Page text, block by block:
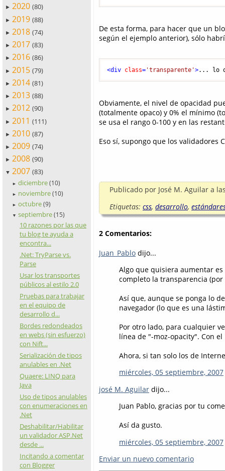
► 2020 (80)
► 2019 (88)
► 2018 (74)
► 2017 (83)
► 2016 (86)
► 2015 (79)
► 2014 (81)
► 2013 (88)
► 2012 (90)
► 2011 (111)
► 2010 (87)
► 2009 (74)
► 2008 (90)
▼ 2007 (83)
► diciembre (10)
► noviembre (10)
► octubre (9)
▼ septiembre (15)
10 razones por las que
tu blog te ayuda a
encontra...
.Net: TryParse vs.
Parse
Usar los transportes
públicos al estilo 2.0
Pruebas para trabajar
en el equipo de
desarrollo d...
Bordes redondeados
en webs (sin esfuerzo)
con Nift...
Serialización de tipos
anulables en .Net
Quaere: LINQ para
Java
Uso de tipos anulables
con enumeraciones en
.Net
Deshabilitar/Habilitar
un validador ASP.Net
desde ...
Incitando a comentar
con Blogger
De esta forma, para hacer que un
según el ejemplo anterior), sólo
<div class='transparente'>... lo
Obviamente, el nivel de opacidad
(totalmente opaco) y 0% el mínimo
se usa el rango 0-100 y en las
Eso sí, supongo que los validadores
Publicado por José M. Aguilar a
Etiquetas: css, desarrollo,
2 Comentarios:
Juan_Pablo dijo...
Algo que quisiera aumentar
completo la transparencia
Así que, aunque se ponga lo
navegador (lo que es una
Por otro lado, para cualquier
línea de "-moz-opacity". Con
Ahora, si tan solo los de
miércoles, 05 septiembre, 2007
josé M. Aguilar dijo...
Juan Pablo, gracias por tu
Así da gusto.
miércoles, 05 septiembre, 2007
Enviar un nuevo comentario